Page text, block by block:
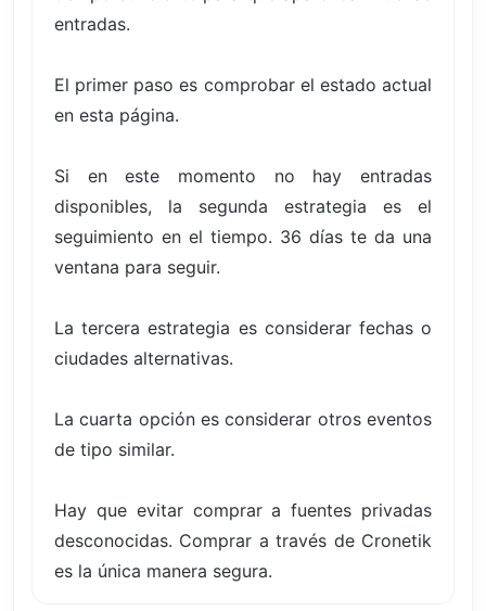
entradas.
El primer paso es comprobar el estado actual
en esta página.
Si en este momento no hay entradas
disponibles, la segunda estrategia es el
seguimiento en el tiempo. 36 días te da una
ventana para seguir.
La tercera estrategia es considerar fechas o
ciudades alternativas.
La cuarta opción es considerar otros eventos
de tipo similar.
Hay que evitar comprar a fuentes privadas
desconocidas. Comprar a través de Cronetik
es la única manera segura.